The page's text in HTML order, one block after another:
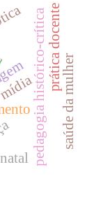
pedagogia histórico-críticaprática docente
saúde da mulher